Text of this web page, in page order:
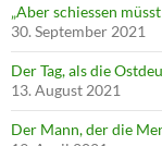
„Aber schiessen
30. September 2021
Der Tag, als die
13. August 2021
Der Mann, der die